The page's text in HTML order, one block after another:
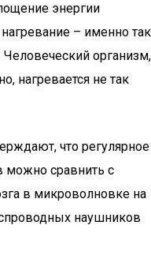
энергии
– именно так
Человеческий организм,
нагревается не так
что регулярное
можно сравнить с
в микроволновке на
наушников